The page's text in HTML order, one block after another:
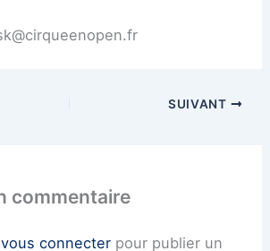
SUIVANT
commentaire
vous connecterpour publier un